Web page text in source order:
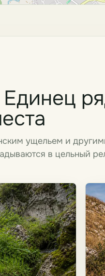
ущельем и
в цельный